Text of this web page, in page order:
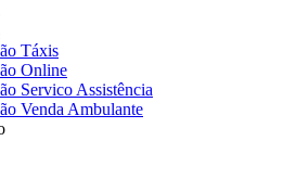
Táxis
Online
Servico Assistência
Venda Ambulante